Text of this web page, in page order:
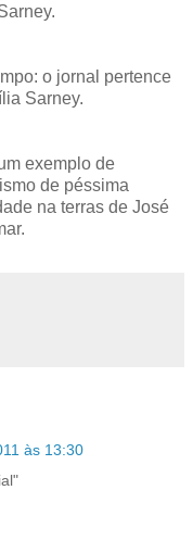
o jornal pertence
Sarney.
exemplo de
de péssima
na terras de José
às 13:30